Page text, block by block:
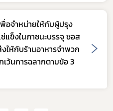
อจำหน่ายให้กับผู้ปรุง
แข็งในภาชนะบรรจุ ซอส
ให้กับร้านอาหารจำพวก